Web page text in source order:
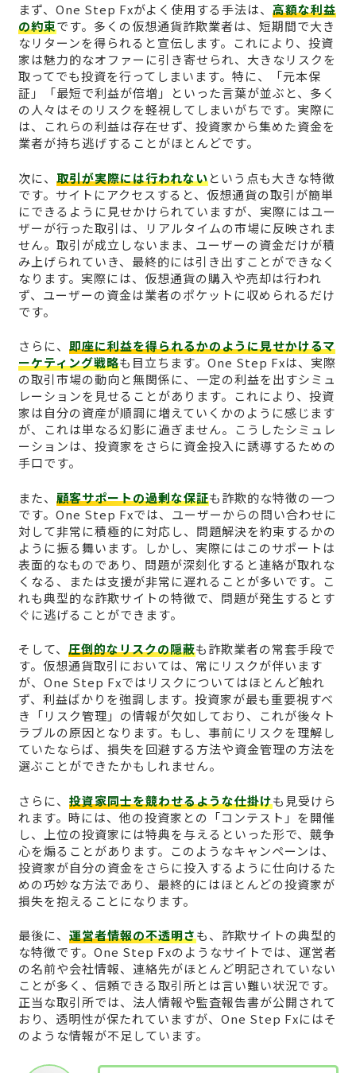
まず、One Step Fxがよく使用する手法は、 高額な利益
の約束です。多くの仮想通貨詐欺業者は、短期間で大き
なリターンを得られると宣伝します。これにより、投資
家は魅力的なオファーに引き寄せられ、大きなリスクを
取ってでも投資を行ってしまいます。特に、「元本保
証」「最短で利益が倍増」といった言葉が並ぶと、多く
の人々はそのリスクを軽視してしまいがちです。実際に
は、これらの利益は存在せず、投資家から集めた資金を
業者が持ち逃げすることがほとんどです。
次に、 取引が実際には行われないという点も大きな特徴
です。サイトにアクセスすると、仮想通貨の取引が簡単
にできるように見せかけられていますが、実際にはユー
ザーが行った取引は、リアルタイムの市場に反映されま
せん。取引が成立しないまま、ユーザーの資金だけが積
み上げられていき、最終的には引き出すことができなく
なります。実際には、仮想通貨の購入や売却は行われ
ず、ユーザーの資金は業者のポケットに収められるだけ
です。
さらに、 即座に利益を得られるかのように見せかけるマ
ーケティング戦略も目立ちます。One Step Fxは、実際
の取引市場の動向と無関係に、一定の利益を出すシミュ
レーションを見せることがあります。これにより、投資
家は自分の資産が順調に増えていくかのように感じます
が、これは単なる幻影に過ぎません。こうしたシミュレ
ーションは、投資家をさらに資金投入に誘導するための
手口です。
また、 顧客サポートの過剰な保証も詐欺的な特徴の一つ
です。One Step Fxでは、ユーザーからの問い合わせに
対して非常に積極的に対応し、問題解決を約束するかの
ように振る舞います。しかし、実際にはこのサポートは
表面的なものであり、問題が深刻化すると連絡が取れな
くなる、または支援が非常に遅れることが多いです。こ
れも典型的な詐欺サイトの特徴で、問題が発生するとす
ぐに逃げることができます。
そして、 圧倒的なリスクの隠蔽も詐欺業者の常套手段で
す。仮想通貨取引においては、常にリスクが伴います
が、One Step Fxではリスクについてはほとんど触れ
ず、利益ばかりを強調します。投資家が最も重要視すべ
き「リスク管理」の情報が欠如しており、これが後々ト
ラブルの原因となります。もし、事前にリスクを理解し
ていたならば、損失を回避する方法や資金管理の方法を
選ぶことができたかもしれません。
さらに、 投資家同士を競わせるような仕掛けも見受けら
れます。時には、他の投資家との「コンテスト」を開催
し、上位の投資家には特典を与えるといった形で、競争
心を煽ることがあります。このようなキャンペーンは、
投資家が自分の資金をさらに投入するように仕向けるた
めの巧妙な方法であり、最終的にはほとんどの投資家が
損失を抱えることになります。
最後に、 運営者情報の不透明さも、詐欺サイトの典型的
な特徴です。One Step Fxのようなサイトでは、運営者
の名前や会社情報、連絡先がほとんど明記されていない
ことが多く、信頼できる取引所とは言い難い状況です。
正当な取引所では、法人情報や監査報告書が公開されて
おり、透明性が保たれていますが、One Step Fxにはそ
のような情報が不足しています。